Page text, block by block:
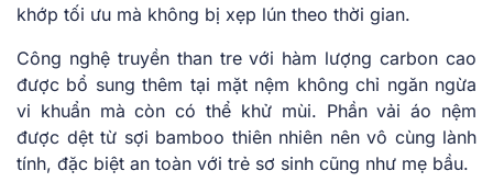
khớp tối ưu mà không bị xẹp lún theo thời gian.
Công nghệ truyền than tre với hàm lượng carbon cao
được bổ sung thêm tại mặt nệm không chỉ ngăn ngừa
vi khuẩn mà còn có thể khử mùi. Phần vải áo nệm
được dệt từ sợi bamboo thiên nhiên nên vô cùng lành
tính, đặc biệt an toàn với trẻ sơ sinh cũng như mẹ bầu.